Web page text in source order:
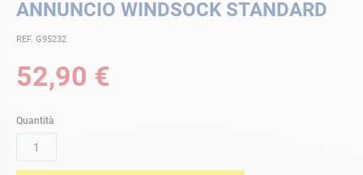
ANNUNCIO WINDSOCK STANDARD
REF. G95232
52,90 €
Quantità
all'inizio
galleria
immagini